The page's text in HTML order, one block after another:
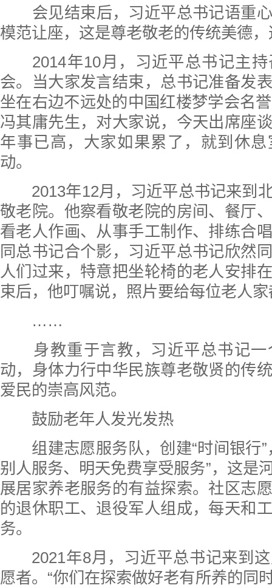
会见结束后，习近平总书记语重
模范让座，这是尊老敬老的传统美德
2014年10月，习近平总书记主
会。当大家发言结束，总书记准备发
坐在右边不远处的中国红楼梦学会名
冯其庸先生，对大家说，今天出席座
年事已高，大家如果累了，就到休
动。
2013年12月，习近平总书记来到
敬老院。他察看敬老院的房间、餐厅
看老人作画、从事手工制作、排练合
同总书记合个影，习近平总书记欣然
人们过来，特意把坐轮椅的老人安排
束后，他叮嘱说，照片要给每位老人
……
身教重于言教，习近平总书记一
动，身体力行中华民族尊老敬贤的传
爱民的崇高风范。
鼓励老年人发光发热
组建志愿服务队，创建“时间银行”
别人服务、明天免费享受服务”，这是
展居家养老服务的有益探索。社区志
的退休职工、退役军人组成，每天和
务。
2021年8月，习近平总书记来到这
愿者。“你们在探索做好老有所养的同